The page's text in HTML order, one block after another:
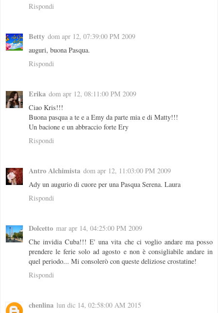
Rispondi
Betty dom apr 12, 07:39:00 PM 2009
auguri, buona Pasqua.
Rispondi
Erika dom apr 12, 08:11:00 PM 2009
Ciao Kris!!!
Buona pasqua a te e a Emy da parte mia e di Matty!!!
Un bacione e un abbraccio forte Ery
Rispondi
Antro Alchimista dom apr 12, 11:03:00 PM 2009
Ady un augurio di cuore per una Pasqua Serena. Laura
Rispondi
Dolcetto mar apr 14, 04:25:00 PM 2009
Che invidia Cuba!!! E' una vita che ci voglio andare ma posso
prendere le ferie solo ad agosto e non è consigliabile andare in
quel periodo... Mi consolerò con queste deliziose crostatine!
Rispondi
chenlina lun dic 14, 02:58:00 AM 2015